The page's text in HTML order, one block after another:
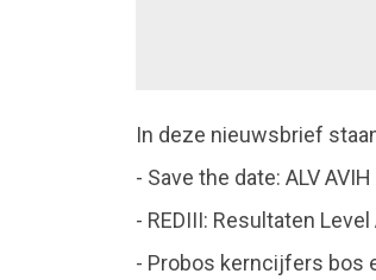
In deze nieuwsbrief
- Save the date: ALV
- REDIII: Resultaten
- Probos kerncijfers bos